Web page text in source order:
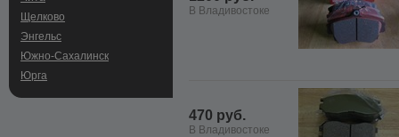
Щелково
Энгельс
Южно-Сахалинск
Юрга
В Владивостоке
470 руб.
В Владивостоке